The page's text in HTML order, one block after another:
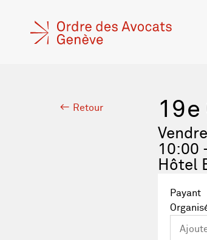
Retour 19e
10:00
Hôtel
Payant